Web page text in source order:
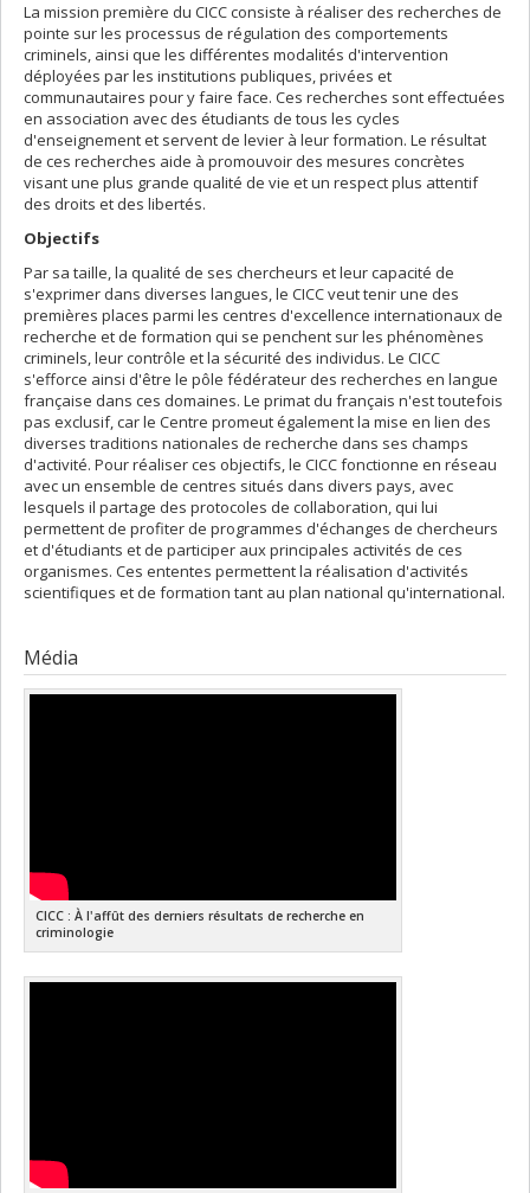
La mission première du CICC consiste à réaliser des recherches de
pointe sur les processus de régulation des comportements
criminels, ainsi que les différentes modalités d'intervention
déployées par les institutions publiques, privées et
communautaires pour y faire face. Ces recherches sont effectuées
en association avec des étudiants de tous les cycles
d'enseignement et servent de levier à leur formation. Le résultat
de ces recherches aide à promouvoir des mesures concrètes
visant une plus grande qualité de vie et un respect plus attentif
des droits et des libertés.
Objectifs
Par sa taille, la qualité de ses chercheurs et leur capacité de
s'exprimer dans diverses langues, le CICC veut tenir une des
premières places parmi les centres d'excellence internationaux de
recherche et de formation qui se penchent sur les phénomènes
criminels, leur contrôle et la sécurité des individus. Le CICC
s'efforce ainsi d'être le pôle fédérateur des recherches en langue
française dans ces domaines. Le primat du français n'est toutefois
pas exclusif, car le Centre promeut également la mise en lien des
diverses traditions nationales de recherche dans ses champs
d'activité. Pour réaliser ces objectifs, le CICC fonctionne en réseau
avec un ensemble de centres situés dans divers pays, avec
lesquels il partage des protocoles de collaboration, qui lui
permettent de profiter de programmes d'échanges de chercheurs
et d'étudiants et de participer aux principales activités de ces
organismes. Ces ententes permettent la réalisation d'activités
scientifiques et de formation tant au plan national qu'international.
Média
CICC : À l'affût des derniers résultats de recherche en
criminologie